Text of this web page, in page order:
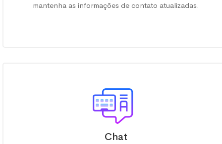
mantenha as informações de contato atualizadas.
Chat